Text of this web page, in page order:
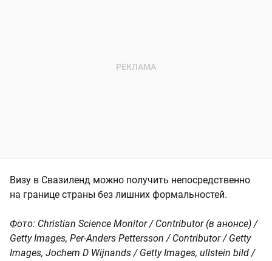
Визу в Свазиленд можно получить непосредственно
на границе страны без лишних формальностей.
Фото: Christian Science Monitor / Contributor (в анонсе) /
Getty Images, Per-Anders Pettersson / Contributor / Getty
Images, Jochem D Wijnands / Getty Images, ullstein bild /